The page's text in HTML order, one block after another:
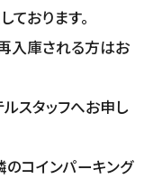
おります。
入庫される方はお
スタッフへお申し
コインパーキング